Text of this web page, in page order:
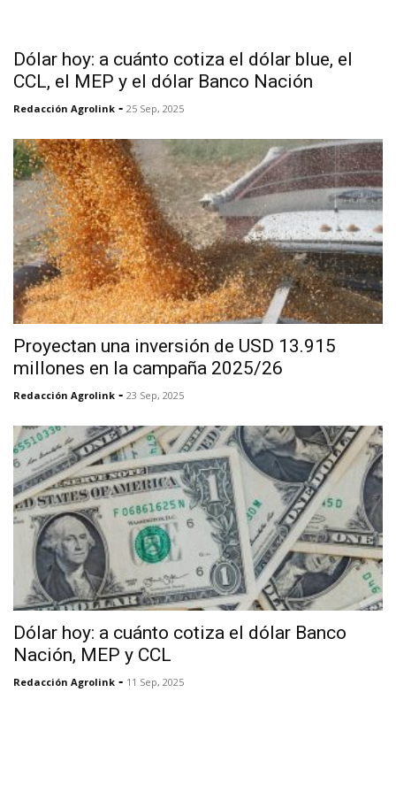
Dólar hoy: a cuánto cotiza el dólar blue, el
CCL, el MEP y el dólar Banco Nación
Redacción Agrolink - 25 Sep, 2025
Proyectan una inversión de USD 13.915
millones en la campaña 2025/26
Redacción Agrolink - 23 Sep, 2025
Dólar hoy: a cuánto cotiza el dólar Banco
Nación, MEP y CCL
Redacción Agrolink - 11 Sep, 2025